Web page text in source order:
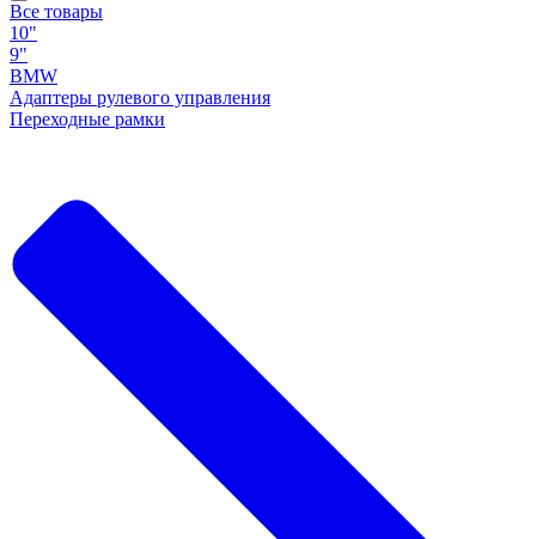
Все товары
10"
9"
BMW
Адаптеры рулевого управления
Переходные рамки